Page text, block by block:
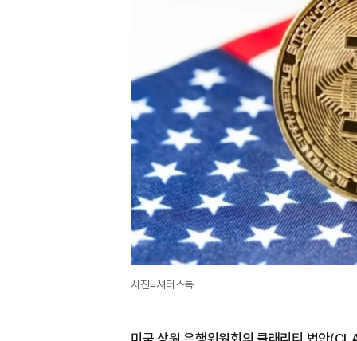
사진=셔터스톡